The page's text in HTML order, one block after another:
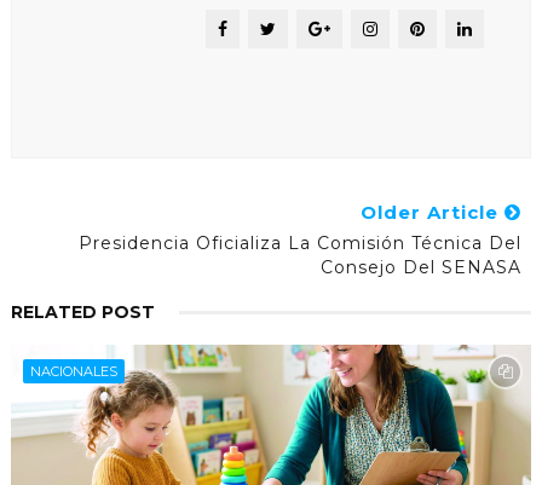
Older Article
Presidencia Oficializa La Comisión Técnica Del
Consejo Del SENASA
RELATED POST
NACIONALES